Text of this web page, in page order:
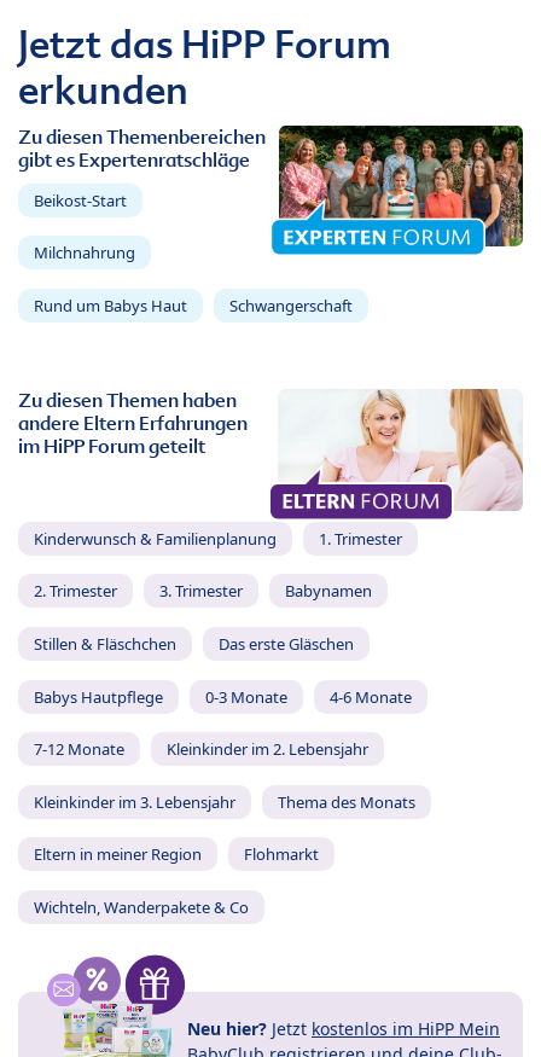
Jetzt das HiPP Forum
erkunden
Zu diesen Themenbereichen
gibt es Expertenratschläge
Beikost-Start
Milchnahrung
Rund um Babys Haut Schwangerschaft
Zu diesen Themen haben
andere Eltern Erfahrungen
im HiPP Forum geteilt
Kinderwunsch & Familienplanung 1. Trimester
2. Trimester 3. Trimester Babynamen
Stillen & Fläschchen Das erste Gläschen
Babys Hautpflege 0-3 Monate 4-6 Monate
7-12 Monate Kleinkinder im 2. Lebensjahr
Kleinkinder im 3. Lebensjahr Thema des Monats
Eltern in meiner Region Flohmarkt
Wichteln, Wanderpakete & Co
Neu hier? Jetzt kostenlos im HiPP Mein